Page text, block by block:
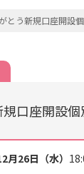
とう新規口座開設
口座開設個
月26日（水）